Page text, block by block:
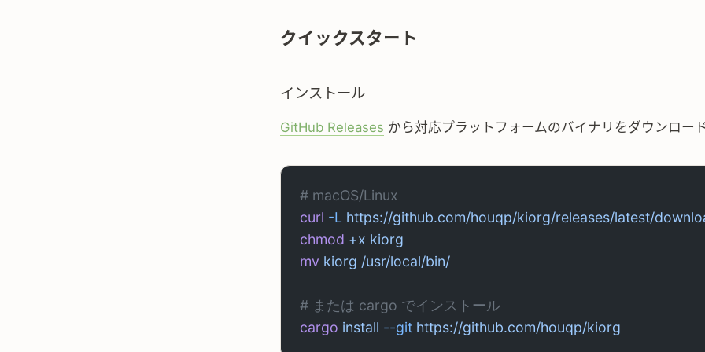
クイックスタート
インストール
GitHub Releases から対応プラットフォームのバイナリをダウンロー
# macOS/Linux
curl -L https://github.com/houqp/kiorg/releases/latest/
chmod +x kiorg
mv kiorg /usr/local/bin/
# または cargo でインストール
cargo install --git https://github.com/houqp/kiorg